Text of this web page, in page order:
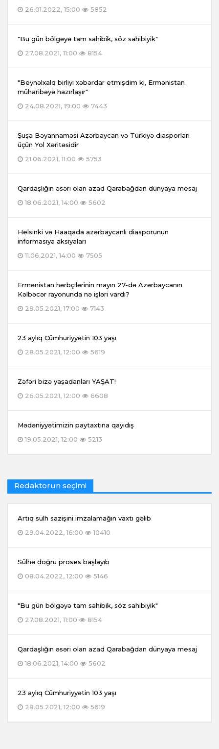
26.01.2022, 15:00
5852
"Bu gün bölgəyə tam sahibik, söz sahibiyik"
27.08.2021, 11:00
8154
"Beynəlxalq birliyi xəbərdar etmişdim ki, Ermənistan
müharibəyə hazırlaşır"
24.08.2021, 19:00
7443
Şuşa Bəyannaməsi Azərbaycan və Türkiyə diasporları
üçün Yol Xəritəsidir
21.06.2021, 11:00
5753
Qardaşlığın əsəri olan azad Qarabağdan dünyaya mesaj
18.06.2021, 14:00
5602
Helsinki və Haaqada azərbaycanlı diasporunun
informasiya aksiyaları
11.06.2021, 14:00
7505
Ermənistan hərbçilərinin mayın 27-də Azərbaycanın
Kəlbəcər rayonunda nə işləri vardı?
29.05.2021, 17:00
7143
23 aylıq Cümhuriyyətin 103 yaşı
28.05.2021, 12:00
5619
Zəfəri bizə yaşadanları YAŞAT!
26.05.2021, 12:00
6608
Mədəniyyətimizin paytaxtına qayıdış
19.05.2021, 12:00
5213
Redaktorun seçimi
Artıq sülh sazişini imzalamağın vaxtı gəlib
29.04.2022, 16:00
10410
Sülhə doğru proses başlayıb
08.04.2022, 12:00
5146
"Bu gün bölgəyə tam sahibik, söz sahibiyik"
27.08.2021, 11:00
8154
Qardaşlığın əsəri olan azad Qarabağdan dünyaya mesaj
18.06.2021, 14:00
5602
23 aylıq Cümhuriyyətin 103 yaşı
28.05.2021, 12:00
5619